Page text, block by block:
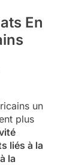
En
un
plus
liés à la
la